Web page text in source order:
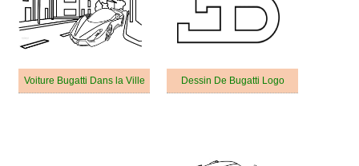
Voiture Bugatti Dans la Ville Dessin De Bugatti Logo